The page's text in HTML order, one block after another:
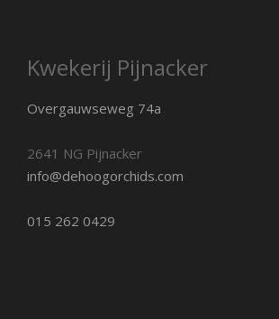
Kwekerij Pijnacker
Overgauwseweg 74a
2641 NG Pijnacker
info@dehoogorchids.com
015 262 0429